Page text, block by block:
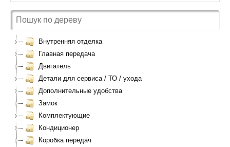
Внутренняя отделка
Главная передача
Двигатель
Детали для сервиса / ТО / ухода
Дополнительные удобства
Замок
Комплектующие
Кондиционер
Коробка передач